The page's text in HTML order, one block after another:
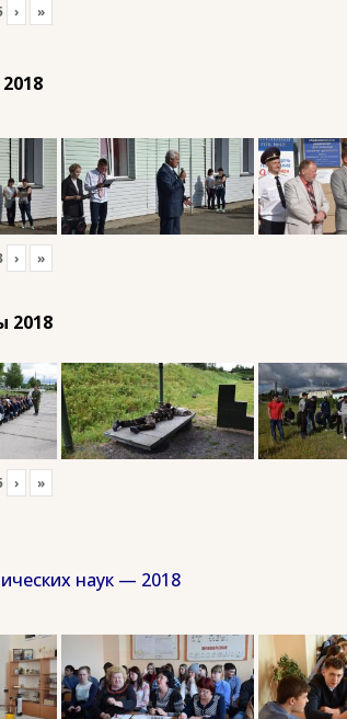
› »
› »
2018
› »
наук — 2018